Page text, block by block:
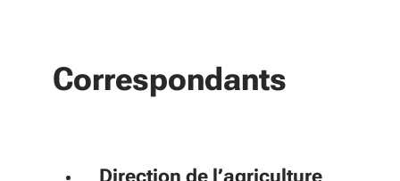
Correspondants
Direction de l’agriculture